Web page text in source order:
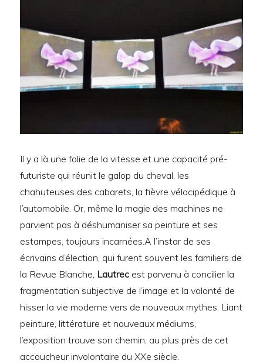
Il y a là une folie de la vitesse et une capacité pré-
futuriste qui réunit le galop du cheval, les
chahuteuses des cabarets, la fièvre vélocipédique à
l’automobile. Or, même la magie des machines ne
parvient pas à déshumaniser sa peinture et ses
estampes, toujours incarnées.A l’instar de ses
écrivains d’élection, qui furent souvent les familiers de
la Revue Blanche, Lautrec est parvenu à concilier la
fragmentation subjective de l’image et la volonté de
hisser la vie moderne vers de nouveaux mythes. Liant
peinture, littérature et nouveaux médiums,
l’exposition trouve son chemin, au plus près de cet
accoucheur involontaire du XXe siècle.